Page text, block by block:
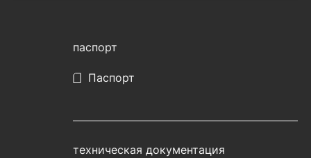
паспорт
Паспорт
техническая документация